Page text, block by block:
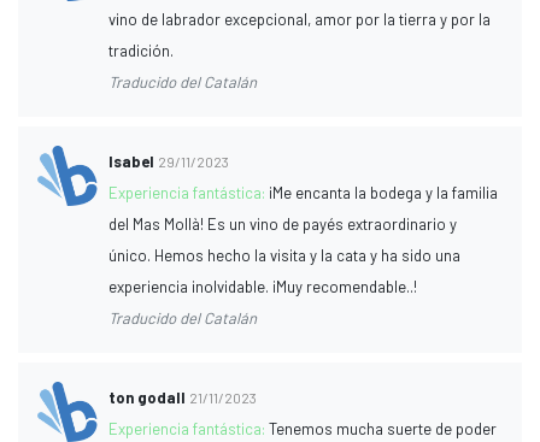
vino de labrador excepcional, amor por la tierra y por la
tradición.
Traducido del Catalán
Isabel 29/11/2023
Experiencia fantástica: ¡Me encanta la bodega y la familia
del Mas Mollà! Es un vino de payés extraordinario y
único. Hemos hecho la visita y la cata y ha sido una
experiencia inolvidable. ¡Muy recomendable..!
Traducido del Catalán
ton godall 21/11/2023
Experiencia fantástica:Tenemos mucha suerte de poder